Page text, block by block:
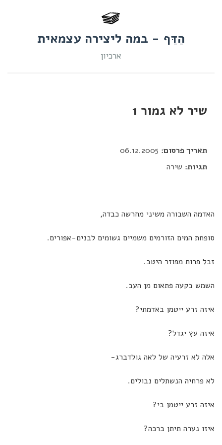
הַדַּף - במה ליצירה עצמאית
ארכיון
שיר לא גמור 1
תאריך פרסום:
תגיות: שירה
האדמה השבורה משיני מחרשה כבדה,
סופחת המים הזורמים משמיים גשומים לבנים-אפורים.
זבל פרות מפוזר היטב.
השמש בקעה פתאום מן העב.
איזה זרע ייטמן באדמתי?
איזה עץ יגדל?
אלה לא זרעיה של לאה גולדברג-
לא פרחיה הנשתלים נבולים.
איזה זרע ייטמן בי?
איזו נערה תיתן ברכה?